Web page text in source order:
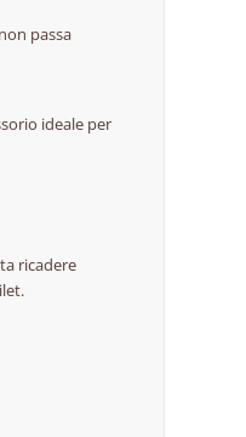
passa
ideale per
ricadere